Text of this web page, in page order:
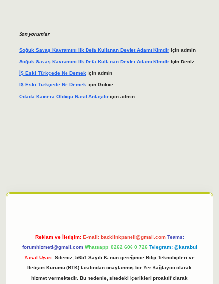
Son yorumlar
Soğuk Savaş Kavramını Ilk Defa Kullanan Devlet Adamı Kimdiriçin admin
Soğuk Savaş Kavramını Ilk Defa Kullanan Devlet Adamı Kimdiriçin Deniz
İŞ Eski Türkçede Ne Demekiçin admin
İŞ Eski Türkçede Ne Demek için Gökçe
Odada Kamera Oldugu Nasıl Anlaşılıriçin admin
Reklam ve İletişim: E-mail: backlinkpaneli@gmail.com Teams:
forumhizmeti@gmail.com Whatsapp: 0262 606 0 726 Telegram: @karabul
Yasal Uyarı: Sitemiz, 5651 Sayılı Kanun gereğince Bilgi Teknolojileri ve
İletişim Kurumu (BTK) tarafından onaylanmış bir Yer Sağlayıcı olarak
hizmet vermektedir. Bu nedenle, sitedeki içerikleri proaktif olarak